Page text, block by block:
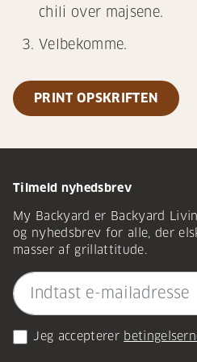
chili over majsene.
Velbekomme.
PRINT OPSKRIFTEN
Tilmeld nyhedsbrev
My Backyard er Backyard
og nyhedsbrev for alle, der
masser af grillattitude.
Jeg accepterer